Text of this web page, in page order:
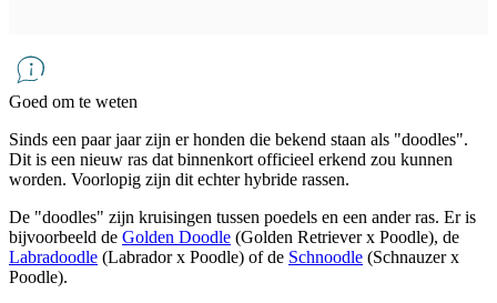
Goed om te weten
Sinds een paar jaar zijn er honden die bekend staan ​​als "doodles".
Dit is een nieuw ras dat binnenkort officieel erkend zou kunnen
worden. Voorlopig zijn dit echter hybride rassen.
De "doodles" zijn kruisingen tussen poedels en een ander ras. Er is
bijvoorbeeld de Golden Doodle (Golden Retriever x Poodle), de
Labradoodle (Labrador x Poodle) of de Schnoodle (Schnauzer x
Poodle).